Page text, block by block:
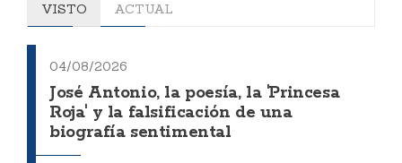
VISTO ACTUAL
04/08/2026
José Antonio, la poesía, la 'Princesa
Roja' y la falsificación de una
biografía sentimental